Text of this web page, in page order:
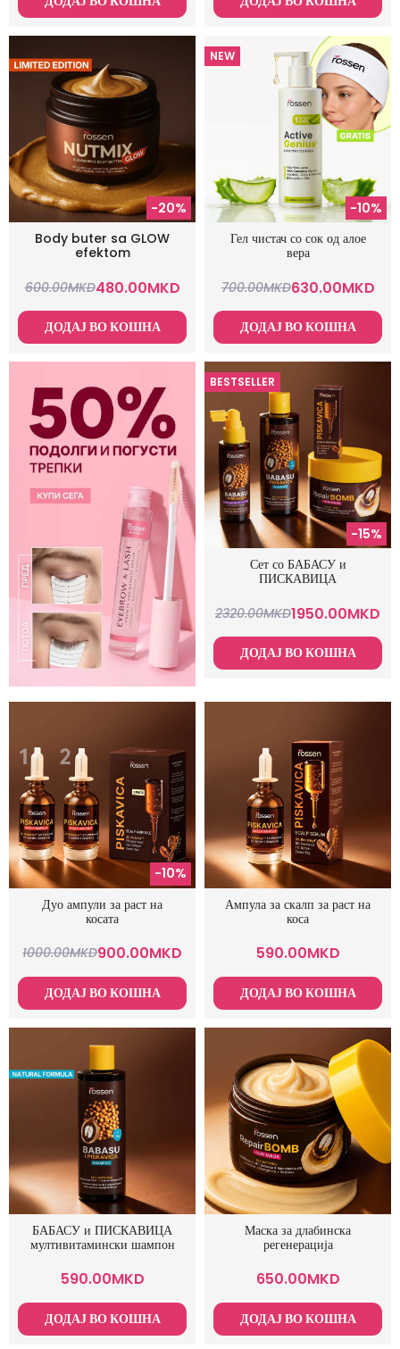
-20%
Body buter sa GLOW
efektom
600.00MKD480.00MKD
ДОДАЈ ВО КОШНА
NEW
-10%
Гел чистач со сок од алое
вера
700.00MKD630.00MKD
ДОДАЈ ВО КОШНА
BESTSELLER
-15%
Сет со БАБАСУ и
ПИСКАВИЦА
2320.00MKD1950.00MKD
ДОДАЈ ВО КОШНА
-10%
Дуо ампули за раст на
косата
1000.00MKD900.00MKD
ДОДАЈ ВО КОШНА
Ампула за скалп за раст на
коса
590.00MKD
ДОДАЈ ВО КОШНА
БАБАСУ и ПИСКАВИЦА
мултивитамински шампон
590.00MKD
ДОДАЈ ВО КОШНА
Маска за длабинска
регенерација
650.00MKD
ДОДАЈ ВО КОШНА